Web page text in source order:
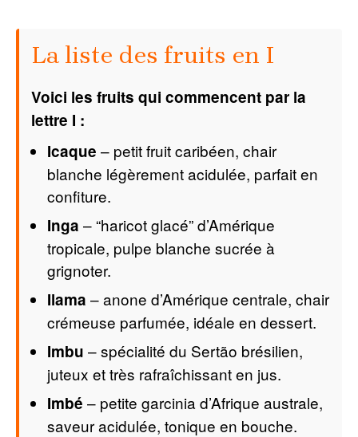
La liste des fruits en I
Voici les fruits qui commencent par la
lettre I :
Icaque – petit fruit caribéen, chair
blanche légèrement acidulée, parfait en
confiture.
Inga – “haricot glacé” d’Amérique
tropicale, pulpe blanche sucrée à
grignoter.
Ilama – anone d’Amérique centrale, chair
crémeuse parfumée, idéale en dessert.
Imbu – spécialité du Sertão brésilien,
juteux et très rafraîchissant en jus.
Imbé – petite garcinia d’Afrique australe,
saveur acidulée, tonique en bouche.